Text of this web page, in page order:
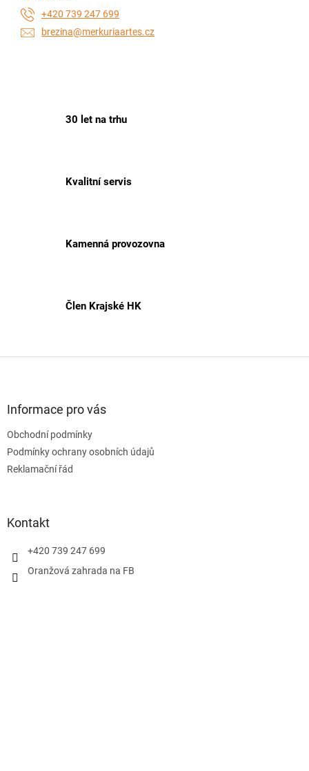
30 let na trhu
Kvalitní servis
Kamenná provozovna
Člen Krajské HK
+420 739 247 699
brezina@merkuriaartes.cz
Informace pro vás
Obchodní podmínky
Podmínky ochrany osobních údajů
Reklamační řád
Kontakt
+420 739 247 699
Oranžová zahrada na FB